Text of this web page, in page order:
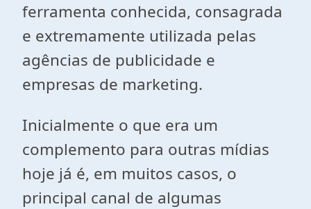
ferramenta conhecida, consagrada
e extremamente utilizada pelas
agências de publicidade e
empresas de marketing.
Inicialmente o que era um
complemento para outras mídias
hoje já é, em muitos casos, o
principal canal de algumas